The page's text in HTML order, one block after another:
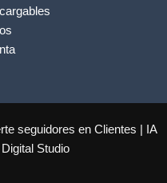
seguidores en Clientes | IA
Studio